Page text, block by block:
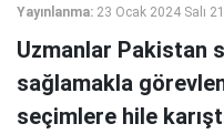
Yayınlanma: 23 Ocak 2024 Salı
Uzmanlar Pakistan
sağlamakla
seçimlere hile